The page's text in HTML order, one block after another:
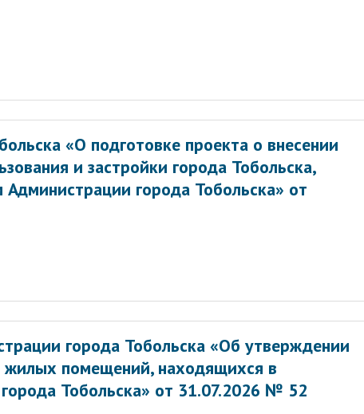
«О подготовке проекта о внесении
и застройки города Тобольска,
города Тобольска» от
города Тобольска «Об утверждении
помещений, находящихся в
Тобольска» от 31.07.2026 № 52